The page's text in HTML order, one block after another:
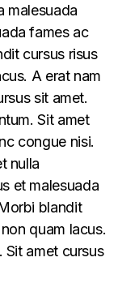
malesuada
fames ac
cursus risus
A erat nam
sit amet.
Sit amet
congue nisi.
nulla
et malesuada
blandit
quam lacus.
Sit amet cursus